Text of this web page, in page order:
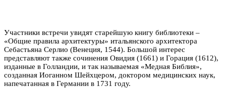
Участники встречи увидят старейшую книгу библиотеки –
«Общие правила архитектуры» итальянского архитектора
Себастьяна Серлио (Венеция, 1544). Большой интерес
представляют также сочинения Овидия (1661) и Горация (1612),
изданные в Голландии, и так называемая «Медная Библия»,
созданная Иоганном Шейхцером, доктором медицинских наук,
напечатанная в Германии в 1731 году.